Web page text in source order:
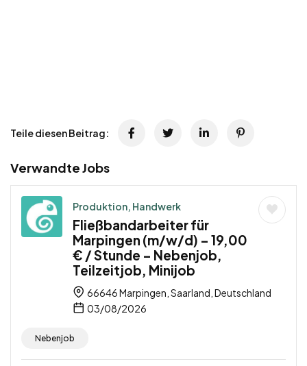
Teile diesen Beitrag:
Verwandte Jobs
Produktion, Handwerk
Fließbandarbeiter für
Marpingen (m/w/d) – 19,00
€ / Stunde – Nebenjob,
Teilzeitjob, Minijob
66646 Marpingen, Saarland, Deutschland
03/08/2026
Nebenjob